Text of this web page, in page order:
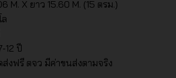
M. X ยาว 15.60 M. (15 ตรม.)
12 ปี
งฟรี ตจว มีค่าขนส่งตามจริง